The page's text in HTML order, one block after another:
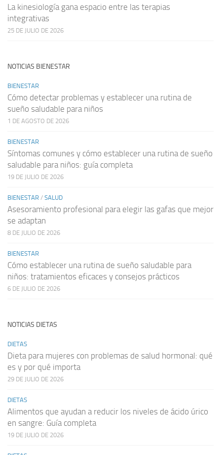
La kinesiología gana espacio entre las terapias
integrativas
25 DE JULIO DE 2026
NOTICIAS BIENESTAR
BIENESTAR
Cómo detectar problemas y establecer una rutina de
sueño saludable para niños
1 DE AGOSTO DE 2026
BIENESTAR
Síntomas comunes y cómo establecer una rutina de sueño
saludable para niños: guía completa
19 DE JULIO DE 2026
BIENESTAR / SALUD
Asesoramiento profesional para elegir las gafas que mejor
se adaptan
8 DE JULIO DE 2026
BIENESTAR
Cómo establecer una rutina de sueño saludable para
niños: tratamientos eficaces y consejos prácticos
6 DE JULIO DE 2026
NOTICIAS DIETAS
DIETAS
Dieta para mujeres con problemas de salud hormonal: qué
es y por qué importa
29 DE JULIO DE 2026
DIETAS
Alimentos que ayudan a reducir los niveles de ácido úrico
en sangre: Guía completa
19 DE JULIO DE 2026